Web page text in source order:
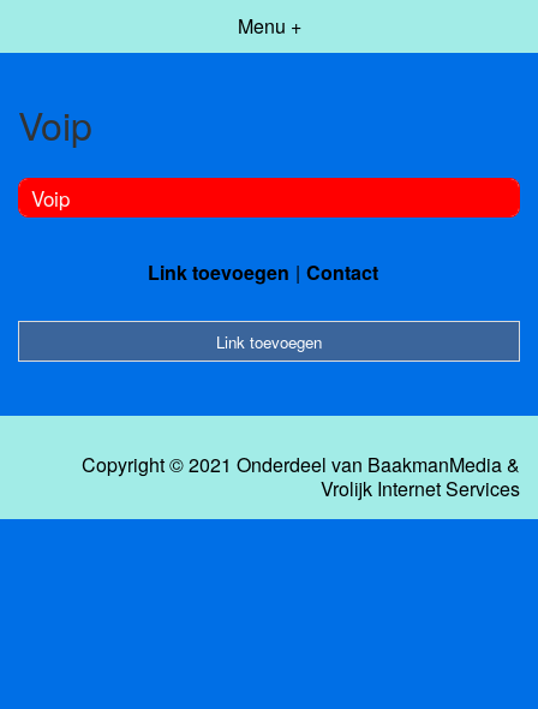
Menu +
Voip
Voip
Link toevoegen Contact
Link toevoegen
Copyright © 2021 Onderdeel van BaakmanMedia&
Vrolijk Internet Services